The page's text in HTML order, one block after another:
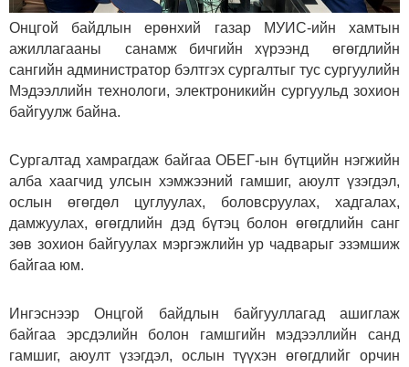
Онцгой байдлын ерөнхий газар МУИС-ийн хамтын
ажиллагааны санамж бичгийн хүрээнд өгөгдлийн
сангийн администратор бэлтгэх сургалтыг тус сургуулийн
Мэдээллийн технологи, электроникийн сургуульд зохион
байгуулж байна.
Сургалтад хамрагдаж байгаа ОБЕГ-ын бүтцийн нэгжийн
алба хаагчид улсын хэмжээний гамшиг, аюулт үзэгдэл,
ослын өгөгдөл цуглуулах, боловсруулах, хадгалах,
дамжуулах, өгөгдлийн дэд бүтэц болон өгөгдлийн санг
зөв зохион байгуулах мэргэжлийн ур чадварыг эзэмшиж
байгаа юм.
Ингэснээр Онцгой байдлын байгууллагад ашиглаж
байгаа эрсдэлийн болон гамшгийн мэдээллийн санд
гамшиг, аюулт үзэгдэл, ослын түүхэн өгөгдлийг орчин